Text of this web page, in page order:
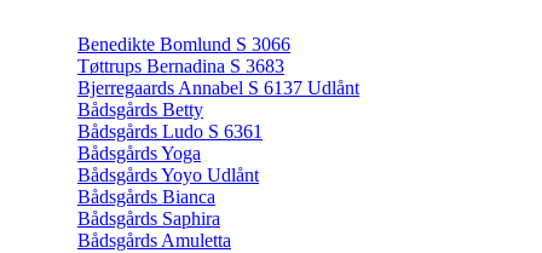
Benedikte Bomlund S 3066
Tøttrups Bernadina S 3683
Bjerregaards Annabel S 6137 Udlånt
Bådsgårds Betty
Bådsgårds Ludo S 6361
Bådsgårds Yoga
Bådsgårds Yoyo Udlånt
Bådsgårds Bianca
Bådsgårds Saphira
Bådsgårds Amuletta